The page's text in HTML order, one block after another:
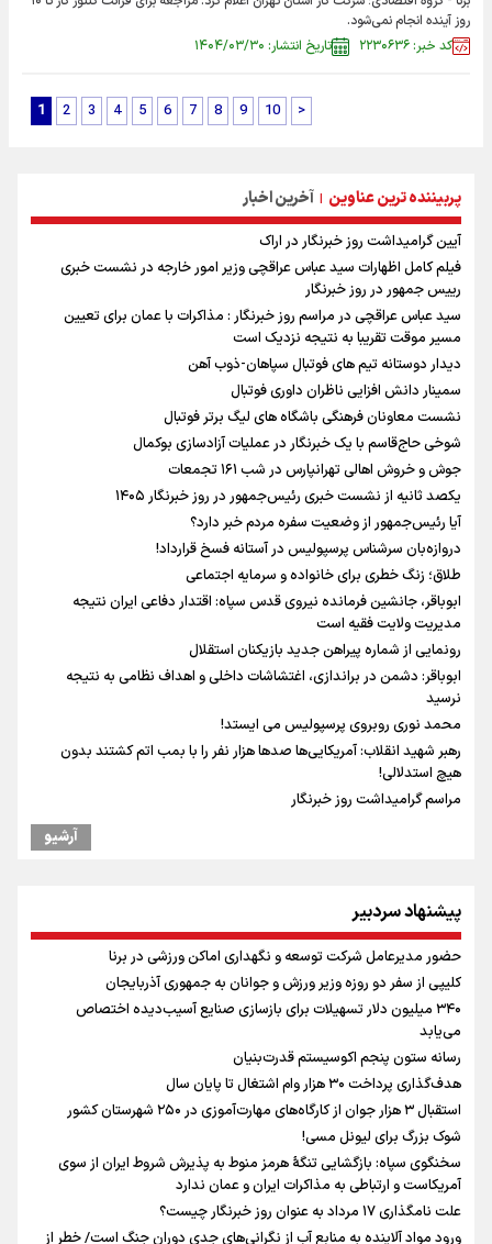
روز آینده انجام نمی‌شود.
کد خبر: ۲۲۳۰۶۳۶
تاریخ انتشار: ۱۴۰۴/۰۳/۳۰
1 2 3 4 5 6 7 8 9 10 >
پربیننده ترین عناوین | آخرین اخبار
آیین گرامیداشت روز خبرنگار در اراک
فیلم کامل اظهارات سید عباس عراقچی وزیر امور خارجه در نشست خبری
رییس جمهور در روز خبرنگار
سید عباس عراقچی در مراسم روز خبرنگار : مذاکرات با عمان برای تعیین
مسیر موقت تقریبا به نتیجه نزدیک است
دیدار دوستانه تیم های فوتبال سپاهان-ذوب آهن
سمینار دانش افزایی ناظران داوری فوتبال
نشست معاونان فرهنگی باشگاه های لیگ برتر فوتبال
شوخی حاج‌قاسم با یک خبرنگار در عملیات آزادسازی بوکمال
جوش و خروش اهالی تهرانپارس در شب ۱۶۱ تجمعات
یکصد ثانیه از نشست خبری رئیس‌جمهور در روز خبرنگار ۱۴۰۵
آیا رئیس‌جمهور از وضعیت سفره مردم خبر دارد؟
دروازه‌بان سرشناس پرسپولیس در آستانه فسخ قرارداد!
طلاق؛ زنگ خطری برای خانواده و سرمایه اجتماعی
ابوباقر، جانشین فرمانده نیروی قدس سپاه: اقتدار دفاعی ایران نتیجه
مدیریت ولایت فقیه است
رونمایی از شماره پیراهن جدید بازیکنان استقلال
ابوباقر: دشمن در براندازی، اغتشاشات داخلی و اهداف نظامی به نتیجه
نرسید
محمد نوری روبروی پرسپولیس می ایستد!
رهبر شهید انقلاب: آمریکایی‌ها صدها هزار نفر را با بمب اتم کشتند بدون
هیچ استدلالی!
مراسم گرامیداشت روز خبرنگار
سخنگوی سپاه: بازگشایی تنگۀ هرمز منوط به پذیرش شروط ایران از سوی
علی‌نژاد در مراسم انجمن ورزشی نویسان در روز خبرنگار : رسانه‌های خبری در
سال گذشته تا به امروز اتفاقات بزرگی را رقم زدند
سیدمناف هاشمی در مراسم انجمن ورزشی نویسان : قدردان زحمات اهالی
رسانه به ویژه ورزشی نویسان هستیم
فوران یک آتشفشان قدرتمند در جنوب غربی کلمبیا
سیمئونه درهای انتقال آلوارز به بارسلونا را بست
حضور مدیرعامل شرکت توسعه و نگهداری اماکن ورزشی در برنا
آرشیو
پیشنهاد سردبیر
حضور مدیرعامل شرکت توسعه و نگهداری اماکن ورزشی در برنا
کلیپی از سفر دو روزه وزیر ورزش و جوانان به جمهوری آذربایجان
۳۴۰ میلیون دلار تسهیلات برای بازسازی صنایع آسیب‌دیده اختصاص
می‌یابد
رسانه ستون پنجم اکوسیستم قدرت‌بنیان
هدف‌گذاری پرداخت ۳۰ هزار وام اشتغال تا پایان سال
استقبال ۳ هزار جوان از کارگاه‌های مهارت‌آموزی در ۲۵۰ شهرستان کشور
شوک بزرگ برای لیونل مسی!
سخنگوی سپاه: بازگشایی تنگۀ هرمز منوط به پذیرش شروط ایران از سوی
آمریکاست و ارتباطی به مذاکرات ایران و عمان ندارد
علت نامگذاری ۱۷ مرداد به عنوان روز خبرنگار چیست؟
ورود مواد آلاینده به منابع آب از نگرانی‌های جدی دوران جنگ است/ خطر از